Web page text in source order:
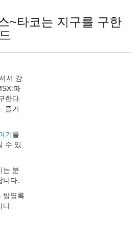
~타코는 지구를 구한
서 감
파
한다
즐거
기를
수 있
는 분
니다.
방명록
.